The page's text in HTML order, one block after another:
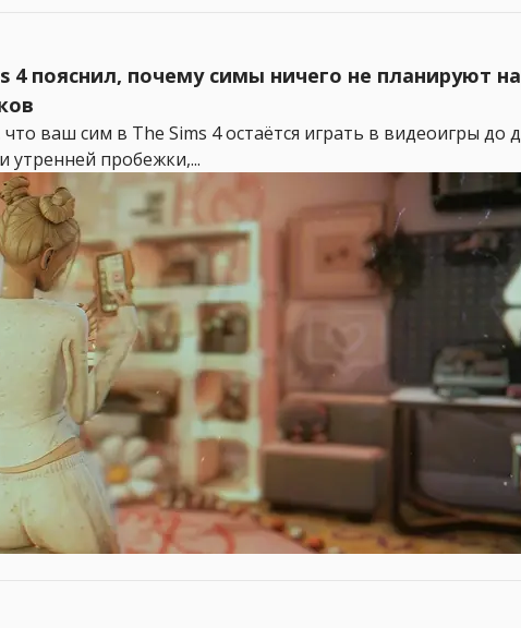
4 пояснил, почему симы ничего не планируют
ваш сим в The Sims 4 остаётся играть в видеоигры до
утренней пробежки,...